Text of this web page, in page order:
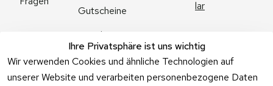
Ihre Privatsphäre ist uns wichtig
Wir verwenden Cookies und ähnliche Technologien auf
unserer Website und verarbeiten personenbezogene Daten
Gutscheine
Angebote
Feuerwerk
Online kaufen
lar